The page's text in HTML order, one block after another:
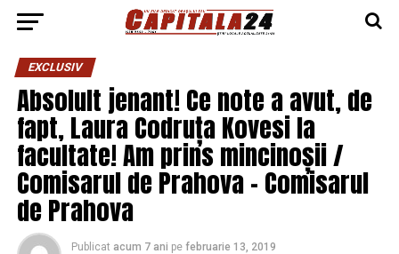
EXCLUSIV
Absolult jenant! Ce note a avut, de
fapt, Laura Codruța Kovesi la
facultate! Am prins mincinoșii /
Comisarul de Prahova – Comisarul
de Prahova
Publicat acum 7 ani pe februarie 13, 2019